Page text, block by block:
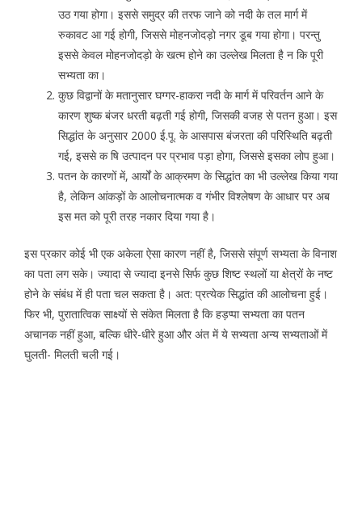
उठ गया होगा। इससे समुद्र की तरफ जाने को नदी के तल मार्ग में
रुकावट आ गई होगी, जिससे मोहनजोदड़ो नगर डूब गया होगा। परन्तु
इससे केवल मोहनजोदड़ो के खत्म होने का उल्लेख मिलता है न कि पूरी
सभ्यता का।
कुछ विद्वानों के मतानुसार घग्गर-हाकरा नदी के मार्ग में परिवर्तन आने के
कारण शुष्क बंजर धरती बढ़ती गई होगी, जिसकी वजह से पतन हुआ। इस
सिद्धांत के अनुसार 2000 ई.पू. के आसपास बंजरता की परिस्थिति बढ़ती
गई, इससे क षि उत्पादन पर प्रभाव पड़ा होगा, जिससे इसका लोप हुआ।
पतन के कारणों में, आर्यों के आक्रमण के सिद्धांत का भी उल्लेख किया गया
है, लेकिन आंकड़ों के आलोचनात्मक व गंभीर विश्लेषण के आधार पर अब
इस मत को पूरी तरह नकार दिया गया है।
इस प्रकार कोई भी एक अकेला ऐसा कारण नहीं है, जिससे संपूर्ण सभ्यता के विनाश
का पता लग सके। ज्यादा से ज्यादा इनसे सिर्फ कुछ शिष्ट स्थलों या क्षेत्रों के नष्ट
होने के संबंध में ही पता चल सकता है। अत: प्रत्येक सिद्धांत की आलोचना हुई।
फिर भी, पुरातात्विक साक्ष्यों से संकेत मिलता है कि हड़प्पा सभ्यता का पतन
अचानक नहीं हुआ, बल्कि धीरे-धीरे हुआ और अंत में ये सभ्यता अन्य सभ्यताओं में
घुलती- मिलती चली गई।